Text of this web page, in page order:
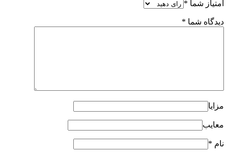
امتیاز شما *
دیدگاه شما *
مزایا
معایب
نام *